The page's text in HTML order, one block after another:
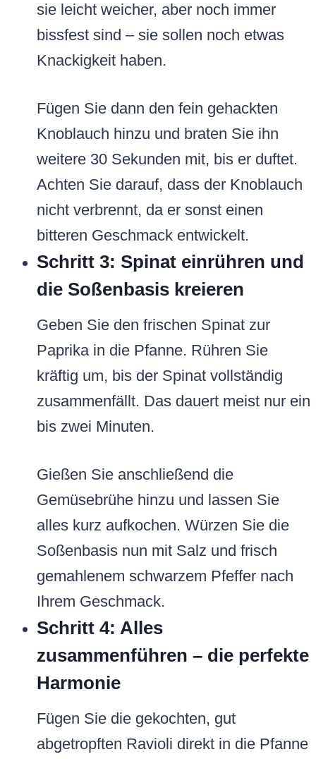
sie leicht weicher, aber noch immer
bissfest sind – sie sollen noch etwas
Knackigkeit haben.
Fügen Sie dann den fein gehackten
Knoblauch hinzu und braten Sie ihn
weitere 30 Sekunden mit, bis er duftet.
Achten Sie darauf, dass der Knoblauch
nicht verbrennt, da er sonst einen
bitteren Geschmack entwickelt.
Schritt 3: Spinat einrühren und
die Soßenbasis kreieren
Geben Sie den frischen Spinat zur
Paprika in die Pfanne. Rühren Sie
kräftig um, bis der Spinat vollständig
zusammenfällt. Das dauert meist nur ein
bis zwei Minuten.
Gießen Sie anschließend die
Gemüsebrühe hinzu und lassen Sie
alles kurz aufkochen. Würzen Sie die
Soßenbasis nun mit Salz und frisch
gemahlenem schwarzem Pfeffer nach
Ihrem Geschmack.
Schritt 4: Alles
zusammenführen – die perfekte
Harmonie
Fügen Sie die gekochten, gut
abgetropften Ravioli direkt in die Pfanne